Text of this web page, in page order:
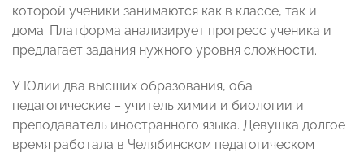
которой ученики занимаются как в классе, так и
дома. Платформа анализирует прогресс ученика и
предлагает задания нужного уровня сложности.
У Юлии два высших образования, оба
педагогические – учитель химии и биологии и
преподаватель иностранного языка. Девушка долгое
время работала в Челябинском педагогическом